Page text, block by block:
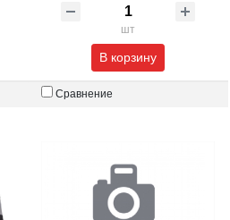
шт
В корзину
Сравнение